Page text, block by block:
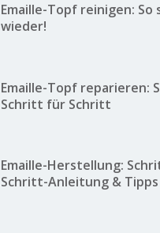
Emaille-Topf reinigen:
wieder!
Emaille-Topf reparieren:
Schritt für Schritt
Emaille-Herstellung:
Schritt-Anleitung & Tipps